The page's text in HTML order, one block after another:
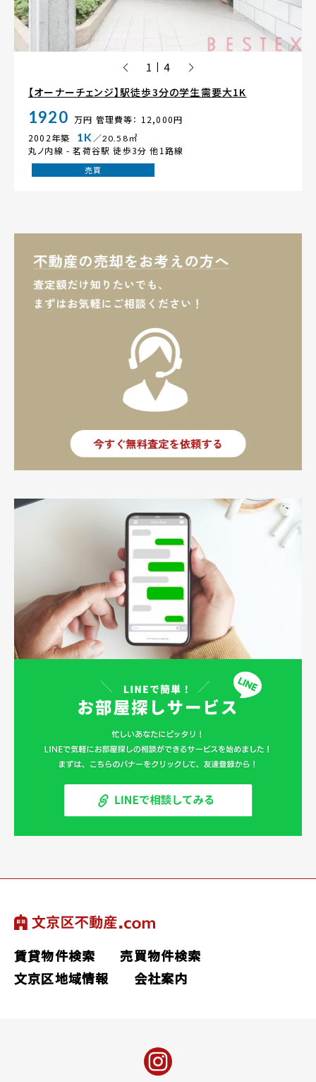
1 | 4
【オーナーチェンジ】駅徒歩3分の学生需要大1K
1920 万円 管理費等： 12,000円
2002年築
1K ／20.58㎡
丸ノ内線 -茗荷谷駅 徒歩3分 他1路線
売買
賃貸物件検索
売買物件検索
文京区地域情報
会社案内